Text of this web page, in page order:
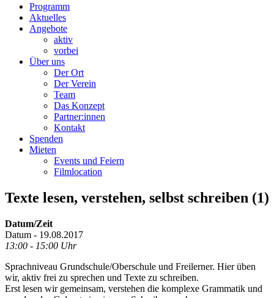
Programm
Aktuelles
Angebote
aktiv
vorbei
Über uns
Der Ort
Der Verein
Team
Das Konzept
Partner:innen
Kontakt
Spenden
Mieten
Events und Feiern
Filmlocation
Texte lesen, verstehen, selbst schreiben (1)
Datum/Zeit
Datum - 19.08.2017
13:00 - 15:00 Uhr
Sprachniveau Grundschule/Oberschule und Freilerner. Hier üben
wir, aktiv frei zu sprechen und Texte zu schreiben.
Erst lesen wir gemeinsam, verstehen die komplexe Grammatik und